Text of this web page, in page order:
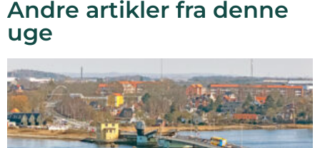
Andre artikler fra denne
uge